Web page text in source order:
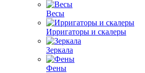
Весы
Ирригаторы и скалеры
Зеркала
Фены